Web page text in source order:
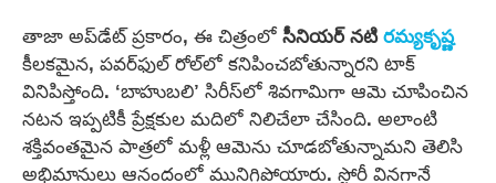
తాజా అప్‌డేట్ ప్రకారం, ఈ చిత్రంలోసీనియర్ నటిరమ్యకృష్ణ
కీలకమైన, పవర్‌ఫుల్ రోల్‌లో కనిపించబోతున్నారని టాక్
వినిపిస్తోంది. ‘బాహుబలి’ సిరీస్‌లో శివగామిగా ఆమె చూపించిన
నటన ఇప్పటికీ ప్రేక్షకుల మదిలో నిలిచేలా చేసింది. అలాంటి
శక్తివంతమైన పాత్రలో మళ్లీ ఆమెను చూడబోతున్నామని తెలిసి
అభిమానులు ఆనందంలో మునిగిపోయారు. స్టోరీ వినగానే